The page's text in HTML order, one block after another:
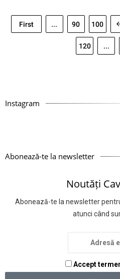
First ... 90 100
120 ...
Instagram
Abonează-te la newsletter
Noutăți
Abonează-te la newsletter
atunci când
Accept